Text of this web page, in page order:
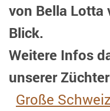
von Bella Lotta
Blick.
Weitere Infos
unserer
Große